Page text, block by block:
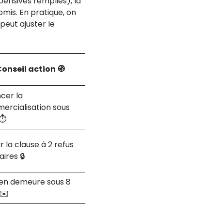
En pratique, on
ajuster le
action 🧭
la
sous
la clause à 2 refus
🔒
demeure sous 8
✉️